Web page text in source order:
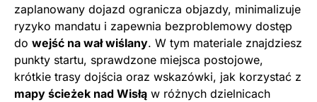
zaplanowany dojazd ogranicza objazdy, minimalizuje
ryzyko mandatu i zapewnia bezproblemowy dostęp
do wejść na wał wiślany. W tym materiale znajdziesz
punkty startu, sprawdzone miejsca postojowe,
krótkie trasy dojścia oraz wskazówki, jak korzystać z
mapy ścieżek nad Wisłą w różnych dzielnicach